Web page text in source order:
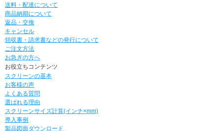
送料・配達について
商品納期について
返品・交換
キャンセル
領収書・請求書などの発行について
ご注文方法
お急ぎの方へ
お役立ちコンテンツ
スクリーンの基本
お客様の声
よくある質問
選ばれる理由
スクリーンサイズ計算(インチ×mm)
導入事例
製品図面ダウンロード